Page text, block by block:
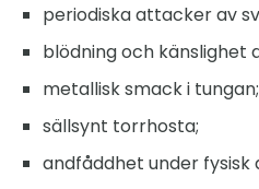
periodiska attacker av
blödning och känslighet
metallisk smack i tungan;
sällsynt torrhosta;
andfåddhet under fysisk